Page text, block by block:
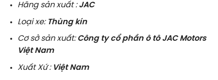
Hãng sản xuất :JAC
Loại xe: Thùng kín
Cơ sở sản xuất:Công ty cổ phần ô tô JAC Motors
Việt Nam
Xuất Xứ : Việt Nam